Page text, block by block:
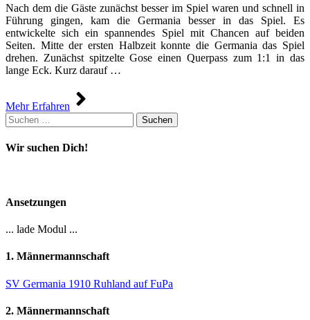
Nach dem die Gäste zunächst besser im Spiel waren und schnell in
Führung gingen, kam die Germania besser in das Spiel. Es
entwickelte sich ein spannendes Spiel mit Chancen auf beiden
Seiten. Mitte der ersten Halbzeit konnte die Germania das Spiel
drehen. Zunächst spitzelte Gose einen Querpass zum 1:1 in das
lange Eck. Kurz darauf …
Mehr Erfahren
Suchen
nach:
Wir suchen Dich!
Ansetzungen
... lade Modul ...
1. Männermannschaft
SV Germania 1910 Ruhland auf FuPa
2. Männermannschaft